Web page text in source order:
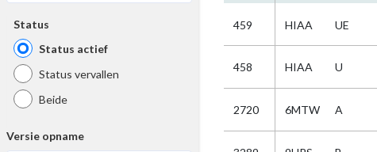
Status
Status actief
Status vervallen
Beide
Versie opname
459 HIAA UE
458 HIAA U
2720 6MTW A